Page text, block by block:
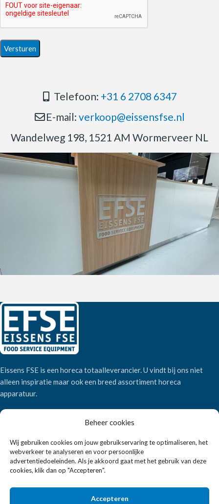
Beheer cookies
Wij gebruiken cookies om jouw gebruikservaring te optimaliseren, het
webverkeer te analyseren en voor persoonlijke
advertentiedoeleinden. Als je akkoord gaat met het gebruik van deze
cookies, klik dan op "Accepteren".
Accepteren
Telefoon: +31 6 2708 6347
E-mail: verkoop@eissensfse.nl
Wandelweg 198, 1521 AM Wormerveer NL
Eissens FSE is een horeca totaalleverancier. U vindt bij ons niet
alleen inspiratie maar ook een breed assortiment horeca
apparatuur.
Wandelweg 198, 1521 AM Wormerveer
E-mail:
verkoop@eissensfse.nl
KLANTENSERVICE
Onze aanpak